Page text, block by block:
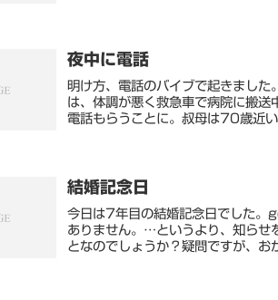
夜中に電話
明け方、電話のバイブで起きまし
は、体調が悪く救急車で病院に搬
電話もらうことに。叔母は70歳近
結婚記念日
今日は7年目の結婚記念日でした。
ありません。…というより、知らせ
となのでしょうか？疑問ですが、お